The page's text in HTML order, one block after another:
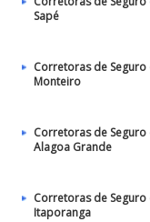
Sapé
Corretoras de Seguro
Monteiro
Corretoras de Seguro
Alagoa Grande
Corretoras de Seguro
Itaporanga